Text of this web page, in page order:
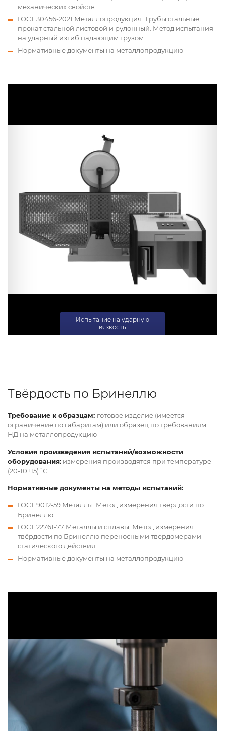
механических свойств
ГОСТ 30456-2021 Металлопродукция. Трубы стальные,
прокат стальной листовой и рулонный. Метод испытания
на ударный изгиб падающим грузом
Нормативные документы на металлопродукцию
Испытание на ударную
вязкость
Твёрдость по Бринеллю
Требование к образцам: готовое изделие (имеется
ограничение по габаритам) или образец по требованиям
НД на металлопродукцию
Условия произведения испытаний/возможности
оборудования: измерения производятся при температуре
(20-10+15)˚С
Нормативные документы на методы испытаний:
ГОСТ 9012-59 Металлы. Метод измерения твердости по
Бринеллю
ГОСТ 22761-77 Металлы и сплавы. Метод измерения
твёрдости по Бринеллю переносными твердомерами
статического действия
Нормативные документы на металлопродукцию